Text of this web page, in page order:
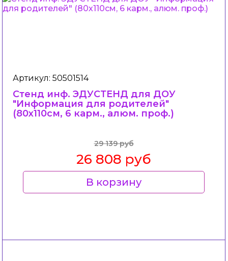
Артикул: 50501514
Стенд инф. ЭДУСТЕНД для ДОУ
"Информация для родителей"
(80х110см, 6 карм., алюм. проф.)
29 139 руб
26 808 руб
В корзину